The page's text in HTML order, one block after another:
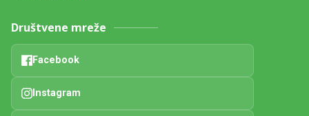
Društvene mreže
Facebook
Instagram